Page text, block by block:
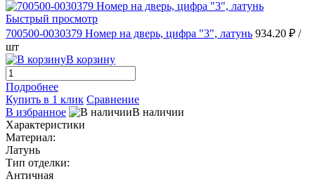
Быстрый просмотр
700500-0030379 Номер на дверь, цифра "3", латунь 934.20 ₽ /
шт
В корзину
Подробнее
Купить в 1 клик Сравнение
В избранное
В наличии
Характеристики
Материал:
Латунь
Тип отделки:
Античная